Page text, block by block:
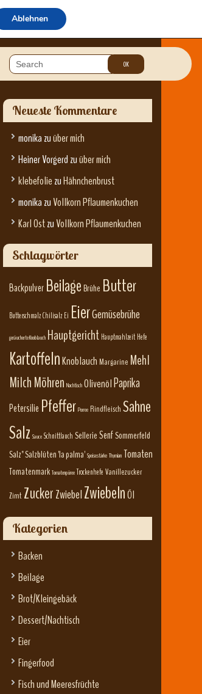
Neueste Kommentare
monika zuüber mich
Heiner Vorgerd zuüber mich
klebefolie zuHähnchenbrust
monika zuVollkorn Pflaumenkuchen
Karl OstzuVollkorn Pflaumenkuchen
Schlagwörter
Backpulver BeilageBrühe Butter
ButterschmalzChilisalz Ei EierGemüsebrühe
geräucherte Knoblauch Hauptgericht Hauptmahlzeit Hefe
KartoffelnKnoblauch Margarine Mehl
MilchMöhren Nachtisch OlivenölPaprika
Petersilie Pfeffer Porree Rindfleisch Sahne
Salz Sauce Schnittlauch SellerieSenfSommerfeld
Salz" Salzblüten 'la palma' Speisestärke Thymian Tomaten
Tomatenmark Tomatenpüree Trockenhefe Vanillezucker
Zimt ZuckerZwiebelZwiebelnÖl
Kategorien
Backen
Beilage
Brot/Kleingebäck
Dessert/Nachtisch
Eier
Fingerfood
Fisch und Meeresfrüchte
Ablehnen